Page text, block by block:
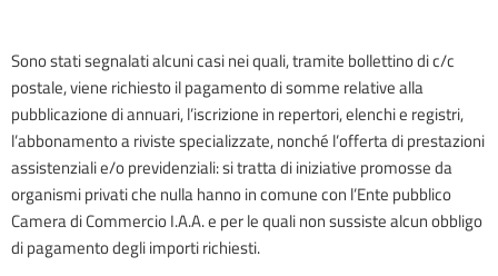
Sono stati segnalati alcuni casi nei quali, tramite bollettino di c/c
postale, viene richiesto il pagamento di somme relative alla
pubblicazione di annuari, l’iscrizione in repertori, elenchi e registri,
l’abbonamento a riviste specializzate, nonché l’offerta di prestazioni
assistenziali e/o previdenziali: si tratta di iniziative promosse da
organismi privati che nulla hanno in comune con l’Ente pubblico
Camera di Commercio I.A.A. e per le quali non sussiste alcun obbligo
di pagamento degli importi richiesti.